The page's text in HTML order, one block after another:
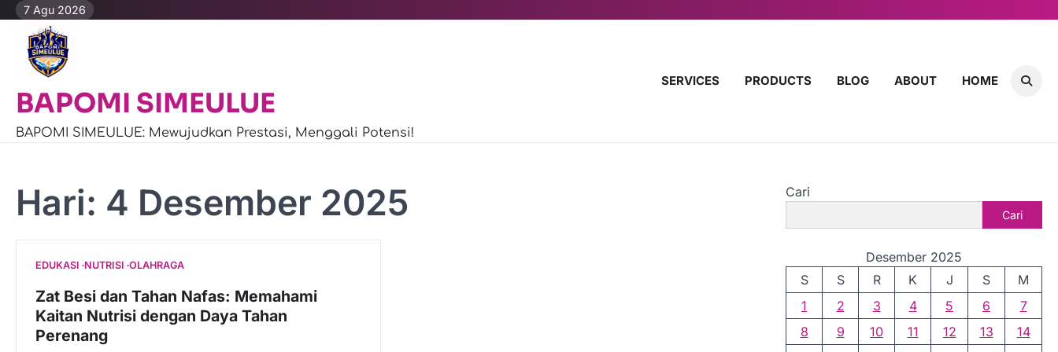
Skip
content
7 Agu 2026
BAPOMI SIMEULUE
BAPOMI SIMEULUE: Mewujudkan Prestasi, Menggali Potensi!
SERVICES PRODUCTS BLOG ABOUT HOME
Hari: 4 Desember 2025
EDUKASI NUTRISI OLAHRAGA
Zat Besi dan Tahan Nafas: Memahami
Kaitan Nutrisi dengan Daya Tahan
Perenang
Cari
Cari
Desember 2025
S
S R K J S
M
1
2 3 4 5 6
7
8
9 10 11 12 13
14